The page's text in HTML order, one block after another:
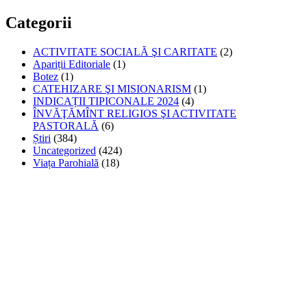
Categorii
ACTIVITATE SOCIALĂ ŞI CARITATE (2)
Apariții Editoriale (1)
Botez (1)
CATEHIZARE ŞI MISIONARISM (1)
INDICAȚII TIPICONALE 2024 (4)
ÎNVĂŢĂMÎNT RELIGIOS ŞI ACTIVITATE
PASTORALĂ (6)
Știri (384)
Uncategorized (424)
Viața Parohială (18)